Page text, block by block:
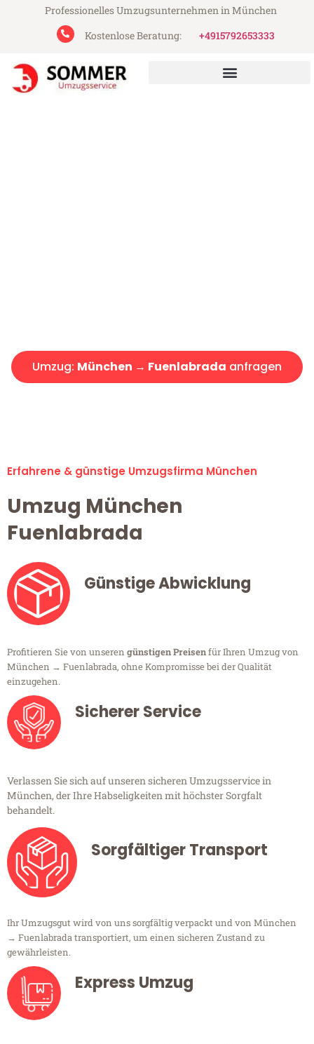
Professionelles Umzugsunternehmen in München
Kostenlose Beratung:
+4915792653333
Umzug: München → Fuenlabrada anfragen
Erfahrene & günstige Umzugsfirma München
Umzug München
Fuenlabrada
Günstige Abwicklung
Profitieren Sie von unseren günstigen Preisenfür Ihren Umzug von
München → Fuenlabrada, ohne Kompromisse bei der Qualität
einzugehen.
Sicherer Service
Verlassen Sie sich auf unseren sicheren Umzugsservice in
München, der Ihre Habseligkeiten mit höchster Sorgfalt
behandelt.
Sorgfältiger Transport
Ihr Umzugsgut wird von uns sorgfältig verpackt und von München
→ Fuenlabrada transportiert, um einen sicheren Zustand zu
gewährleisten.
Express Umzug